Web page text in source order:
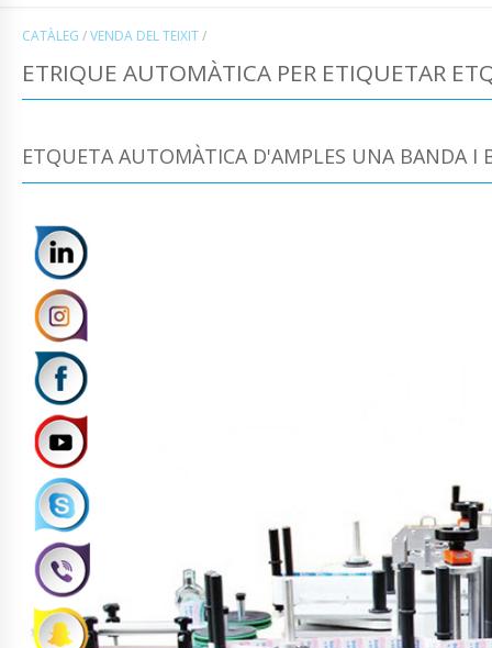
CATÀLEG /VENDA DEL TEIXIT/
ETRIQUE AUTOMÀTICA PER ETIQUETAR
ETQUETA AUTOMÀTICA D'AMPLES UNA BANDA I